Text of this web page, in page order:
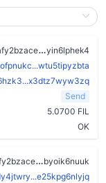
yin6lphek4
Send
5.0700 FIL
OK
byoik6nuuk